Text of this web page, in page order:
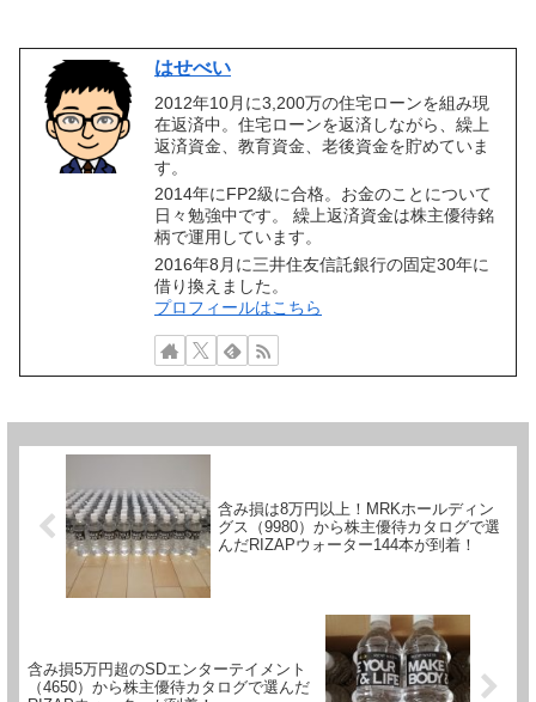
はせべい
2012年10月に3,200万の住宅ローンを組み現
在返済中。住宅ローンを返済しながら、繰上
返済資金、教育資金、老後資金を貯めていま
す。
2014年にFP2級に合格。お金のことについて
日々勉強中です。 繰上返済資金は株主優待銘
柄で運用しています。
2016年8月に三井住友信託銀行の固定30年に
借り換えました。
プロフィールはこちら
含み損は8万円以上！MRKホールディン
グス（9980）から株主優待カタログで選
んだRIZAPウォーター144本が到着！
含み損5万円超のSDエンターテイメント
（4650）から株主優待カタログで選んだ